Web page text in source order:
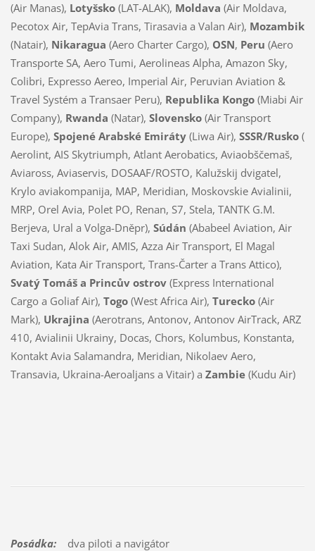
(Air Manas), Lotyšsko(LAT-ALAK), Moldava (Air Moldava,
Pecotox Air, TepAvia Trans, Tirasavia a Valan Air), Mozambik
(Natair), Nikaragua (Aero Charter Cargo), OSN, Peru (Aero
Transporte SA, Aero Tumi, Aerolineas Alpha, Amazon Sky,
Colibri, Expresso Aereo, Imperial Air, Peruvian Aviation &
Travel Systém a Transaer Peru), Republika Kongo(Miabi Air
Company), Rwanda (Natar), Slovensko(Air Transport
Europe), Spojené Arabské Emiráty(Liwa Air), SSSR/Rusko(
Aerolint, AIS Skytriumph, Atlant Aerobatics, Aviaobščemaš,
Aviaross, Aviaservis, DOSAAF/ROSTO, Kalužskij dvigatel,
Krylo aviakompanija, MAP, Meridian, Moskovskie Avialinii,
MRP, Orel Avia, Polet PO, Renan, S7, Stela, TANTK G.M.
Berjeva, Ural a Volga-Dněpr), Súdán (Ababeel Aviation, Air
Taxi Sudan, Alok Air, AMIS, Azza Air Transport, El Magal
Aviation, Kata Air Transport, Trans-Čarter a Trans Attico),
Svatý Tomáš a Princův ostrov(Express International
Cargo a Goliaf Air), Togo(West Africa Air), Turecko(Air
Mark), Ukrajina (Aerotrans, Antonov, Antonov AirTrack, ARZ
410, Avialinii Ukrainy, Docas, Chors, Kolumbus, Konstanta,
Kontakt Avia Salamandra, Meridian, Nikolaev Aero,
Transavia, Ukraina-Aeroaljans a Vitair) a Zambie(Kudu Air)
Posádka:dva piloti a navigátor